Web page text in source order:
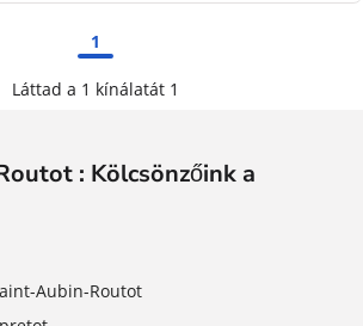
1
Láttad a 1 kínálatát 1
: Kölcsönzőink a
Aubin-Routot